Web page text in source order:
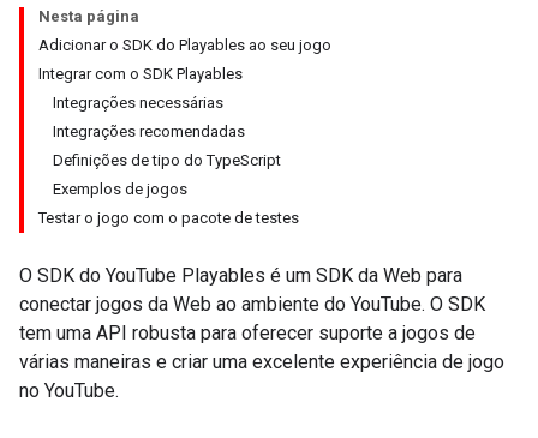
Nesta página
Adicionar o SDK do Playables ao seu jogo
Integrar com o SDK Playables
Integrações necessárias
Integrações recomendadas
Definições de tipo do TypeScript
Exemplos de jogos
Testar o jogo com o pacote de testes
O SDK do YouTube Playables é um SDK da Web para
conectar jogos da Web ao ambiente do YouTube. O SDK
tem uma API robusta para oferecer suporte a jogos de
várias maneiras e criar uma excelente experiência de jogo
no YouTube.